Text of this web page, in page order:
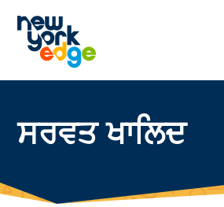
ਸਰਵਤ ਖਾਲਿਦ